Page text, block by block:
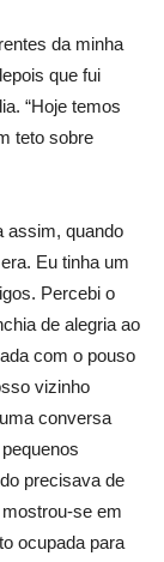
da minha
que fui
“Hoje temos
teto sobre
assim, quando
Eu tinha um
Percebi o
de alegria ao
com o pouso
vizinho
conversa
precisava de
se em
ocupada para